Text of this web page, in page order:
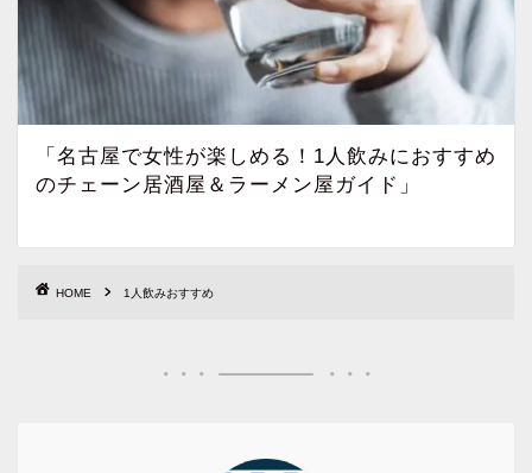
「名古屋で女性が楽しめる！1人飲みにおすすめ
のチェーン居酒屋＆ラーメン屋ガイド」
HOME 1人飲みおすすめ